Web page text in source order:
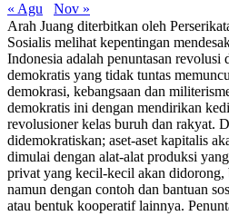
« Agu
Nov »
Arah Juang diterbitkan oleh
Sosialis melihat kepentingan
Indonesia adalah penuntasan revolusi
demokratis yang tidak tuntas
demokrasi, kebangsaan dan
demokratis ini dengan mendirikan
revolusioner kelas buruh dan rakyat.
didemokratiskan; aset-aset kapitalis
dimulai dengan alat-alat produksi
privat yang kecil-kecil akan didorong,
namun dengan contoh dan bantuan
atau bentuk kooperatif lainnya.